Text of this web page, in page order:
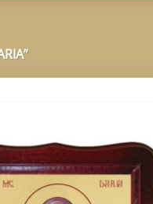
ADAUGA
WISHLIST